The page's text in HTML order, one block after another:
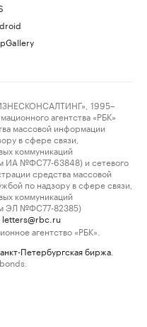
1995–
агентства «РБК»
массовой информации
в сфере связи,
коммуникаций
ИА №ФС77-63848) и сетевого
средства массовой
по надзору в сфере связи,
коммуникаций
ЭЛ №ФС77-82385)
letters@rbc.ru
агентство «РБК».
Петербургская биржа